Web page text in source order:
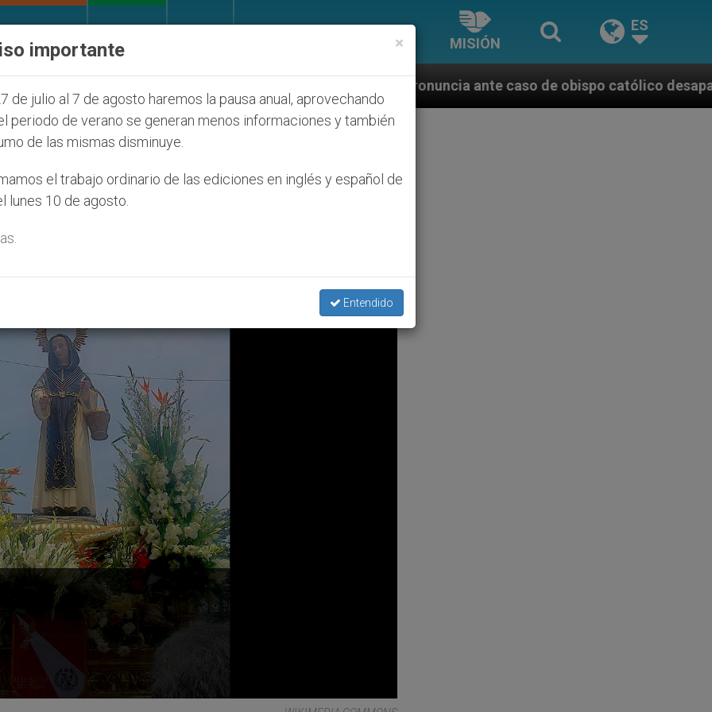
MISIÓN
ES
la Juventud Seúl 2027 ONU se pronuncia ante caso de obispo católico desaparecido por la
De Los Dominicos’
×
importante
de julio al 7 de agosto haremos la pausa anual, aprovechando
periodo de verano se generan menos informaciones y también
de las mismas disminuye.
el trabajo ordinario de las ediciones en inglés y español de
lunes 10 de agosto.
Entendido